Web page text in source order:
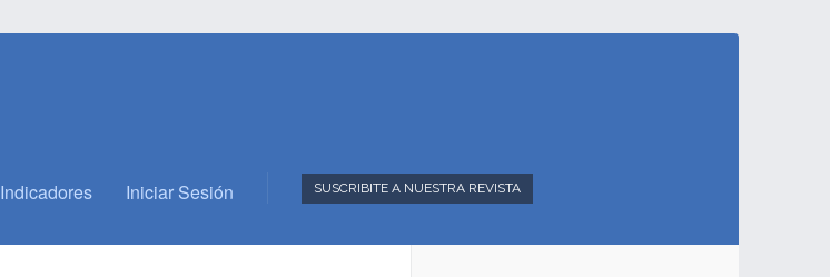
Indicadores Iniciar Sesión SUSCRIBITE A NUESTRA REVISTA